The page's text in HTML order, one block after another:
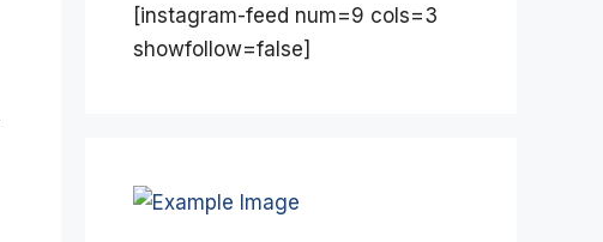
[instagram-feed num=9 cols=3
showfollow=false]